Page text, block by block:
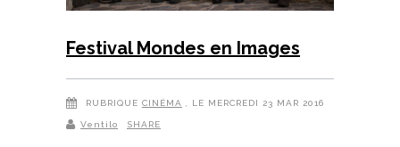
Festival Mondes en Images
RUBRIQUE CINÉMA , LE MERCREDI 23 MAR 2016
Ventilo SHARE